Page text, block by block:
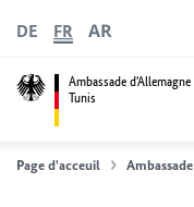
Ambassade d'Allemagne
Tunis
DE FR AR
Page d'acceuil Ambassade